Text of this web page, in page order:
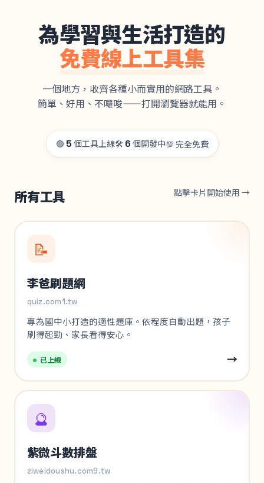
為學習與生活打造的
免費線上工具集
一個地方，收齊各種小而實用的網路工具。
簡單、好用、不囉唆——打開瀏覽器就能用。
🟢 5 個工具上線🛠️ 6 個開發中💯 完全免費
所有工具 點擊卡片開始使用 →
📝
李爸刷題網
quiz.com1.tw
專為國中小打造的適性題庫。依程度自動出題，孩子
刷得起勁、家長看得安心。
已上線 →
🔮
紫微斗數排盤
ziweidoushu.com9.tw